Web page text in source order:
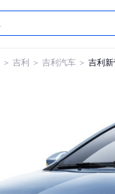
＞ 吉利 ＞ 吉利汽车 ＞ 吉利